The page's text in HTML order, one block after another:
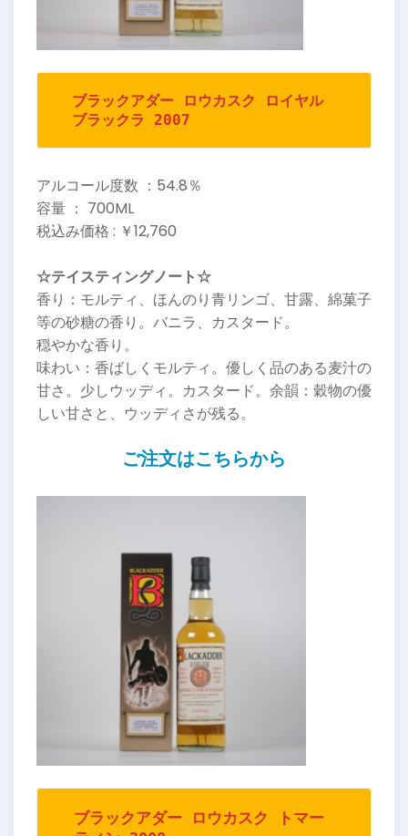
ブラックアダー ロウカスク ロイヤル
ブラックラ 2007
アルコール度数 ：54.8％
容量 ： 700ML
税込み価格 : ￥12,760
☆テイスティングノート☆
香り：モルティ、ほんのり青リンゴ、甘露、綿菓子
等の砂糖の香り。バニラ、カスタード。
穏やかな香り。
味わい：香ばしくモルティ。優しく品のある麦汁の
甘さ。少しウッディ。カスタード。余韻：穀物の優
しい甘さと、ウッディさが残る。
ご注文はこちらから
ブラックアダー ロウカスク トマー